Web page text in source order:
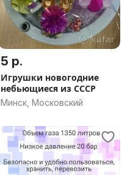
5 р.
Игрушки новогодние
небьющиеся из СССР
Минск, Московский